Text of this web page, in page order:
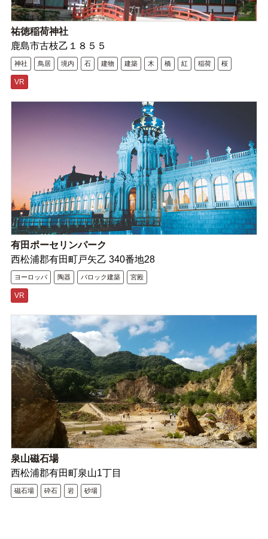
祐徳稲荷神社
鹿島市古枝乙１８５５
神社 鳥居 境内 石 建物 建築 木 橋 紅 稲荷 桜
VR
有田ポーセリンパーク
西松浦郡有田町戸矢乙 340番地28
ヨーロッパ 陶器 バロック建築 宮殿
VR
泉山磁石場
西松浦郡有田町泉山1丁目
磁石場 砕石 岩 砂場